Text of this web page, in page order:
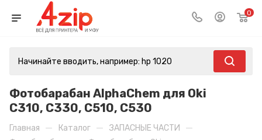
0
Фотобарабан AlphaChem для Oki
C310, C330, C510, C530
Главная — Каталог — ЗАПАСНЫЕ ЧАСТИ —